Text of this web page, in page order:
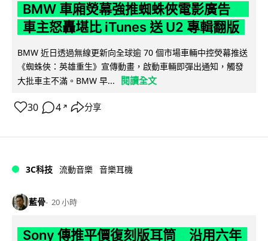
BMW 車廂熒幕強推蜘蛛俠電影廣告
車主怒轟堪比 iTunes 送 U2 專輯翻版
BMW 近日透過無線更新向全球逾 70 個市場車輛中控熒幕推送
《蜘蛛俠：英雄重生》宣傳動畫，啟動車輛即彈出通知，觸發
大批車主不滿。BMW 早...
閱讀全文
30 4 ↗ 分享
3C科技 流動音樂 音樂耳機
藍骨 20 小時
Sony 傳推平價復刻版耳筒 沿用六年